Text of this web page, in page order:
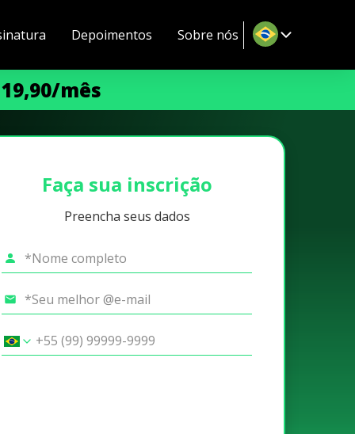
Depoimentos Sobre nós
mês
Faça sua inscrição
Preencha seus dados